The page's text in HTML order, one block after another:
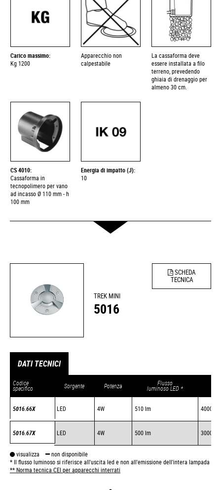
Carico massimo:
Kg 1200
Apparecchio non
calpestabile
La cassaforma deve
essere installata a filo
terreno, prevedendo
ghiaia di drenaggio per
almeno 30 cm.
CS 4010:
Cassaforma in
tecnopolimero per vano
ad incasso Ø 110 mm - h
100 mm
Energia di impatto (J):
10
SCHEDA
TECNICA
TREK MINI
5016
DATI TECNICI
Codice
specifico Sorgente Potenza Flusso
luminoso LED *
5016.66X LED 4W 510 lm 4000 K
5016.67X LED 4W 500 lm 3000 K
visualizza
non disponibile
* Il flusso luminoso si riferisce all'uscita led e non all'emissione dell'intera lampada
** Norma tecnica CEI per apparecchi interrati